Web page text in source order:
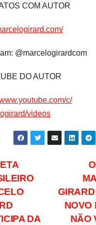
COM AUTOR
@marcelogirardcom
DO AUTOR
c/
videos
NOVO
NÃO
DA